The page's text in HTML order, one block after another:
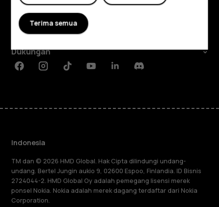
Tentang
Planet and people
Dukungan
FacebookInstagramTiktokYoutubeLinkedinDiscord
Indonesia
TM dan © 2026 HMD Global. Hak Cipta dilindungi undang-
undang. Bertel Jungin aukio 9, 02600 Espoo, Finlandia. ID Bisnis
2724044-2. HMD Global Oy adalah pemegang lisensi merek
ponsel Nokia. Nokia adalah merek dagang terdaftar dari Nokia
Corporation.
Terima semua